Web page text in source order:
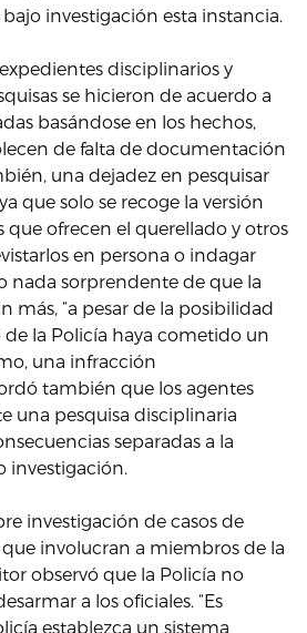
investigación esta instancia.
disciplinarios y
se hicieron de acuerdo a
basándose en los hechos,
de falta de documentación
una dejadez en pesquisar
que solo se recoge la versión
que ofrecen el querellado y otros
en persona o indagar
nada sorprendente de que la
más, “a pesar de la posibilidad
la Policía haya cometido un
una infracción
también que los agentes
una pesquisa disciplinaria
separadas a la
investigación.
investigación de casos de
involucran a miembros de la
observó que la Policía no
a los oficiales. “Es
establezca un sistema